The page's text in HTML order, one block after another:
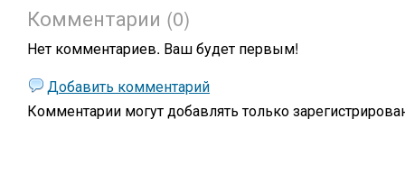
Комментарии (0)
Нет комментариев. Ваш будет первым!
Добавить комментарий
Комментарии могут добавлять только